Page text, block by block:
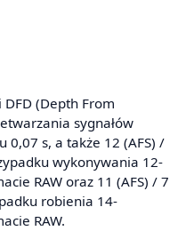
(Depth From
sygnałów
0,07 s, a także 12 (AFS) /
wykonywania 12-
RAW oraz 11 (AFS) / 7
robienia 14-
RAW.